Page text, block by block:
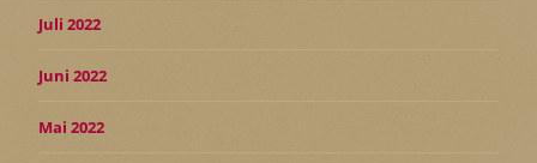
Juli 2022
Juni 2022
Mai 2022